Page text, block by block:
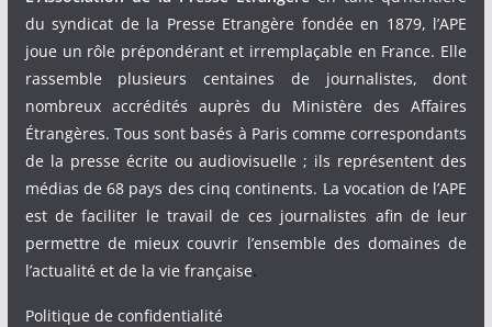
du syndicat de la Presse Etrangère fondée en 1879, l’APE
joue un rôle prépondérant et irremplaçable en France. Elle
rassemble plusieurs centaines de journalistes, dont
nombreux accrédités auprès du Ministère des Affaires
Étrangères. Tous sont basés à Paris comme correspondants
de la presse écrite ou audiovisuelle ; ils représentent des
médias de 68 pays des cinq continents. La vocation de l’APE
est de faciliter le travail de ces journalistes afin de leur
permettre de mieux couvrir l’ensemble des domaines de
l’actualité et de la vie française.
Politique de confidentialité